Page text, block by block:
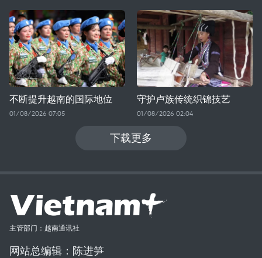
不断提升越南的国际地位
01/08/2026 07:05
守护卢族传统织锦技艺
01/08/2026 02:04
下载更多
主管部门：越南通讯社
网站总编辑：陈进笋